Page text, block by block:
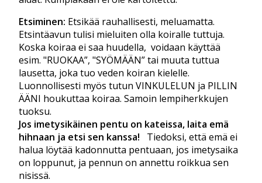
Etsiminen: Etsikää rauhallisesti, meluamatta.
Etsintäavun tulisi mieluiten olla koiralle tuttuja.
Koska koiraa ei saa huudella, voidaan käyttää
esim. "RUOKAA”, "SYÖMÄÄN” tai muuta tuttua
lausetta, joka tuo veden koiran kielelle.
Luonnollisesti myös tutun VINKULELUN ja PILLIN
ÄÄNI houkuttaa koiraa. Samoin lempiherkkujen
tuoksu.
Jos imetysikäinen pentu on kateissa, laita emä
hihnaan ja etsi sen kanssa! Tiedoksi, että emä ei
halua löytää kadonnutta pentuaan, jos imetysaika
on loppunut, ja pennun on annettu roikkua sen
nisissä.